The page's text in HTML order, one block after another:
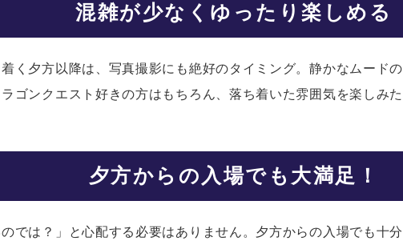
混雑が少なくゆったり楽しめる
く夕方以降は、写真撮影にも絶好のタイミング。静かなムード
ゴンクエスト好きの方はもちろん、落ち着いた雰囲気を楽しみ
夕方からの入場でも大満足！
のでは？」と心配する必要はありません。夕方からの入場でも十